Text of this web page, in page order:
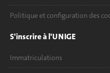
Politique et configuration des
S'inscrire à l'UNIGE
Immatriculations